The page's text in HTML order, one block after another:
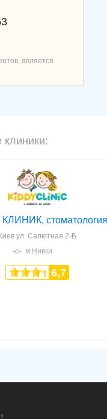
является
клиники:
стоматология
ул. Салютная 2-Б
м.Нивки
6,7